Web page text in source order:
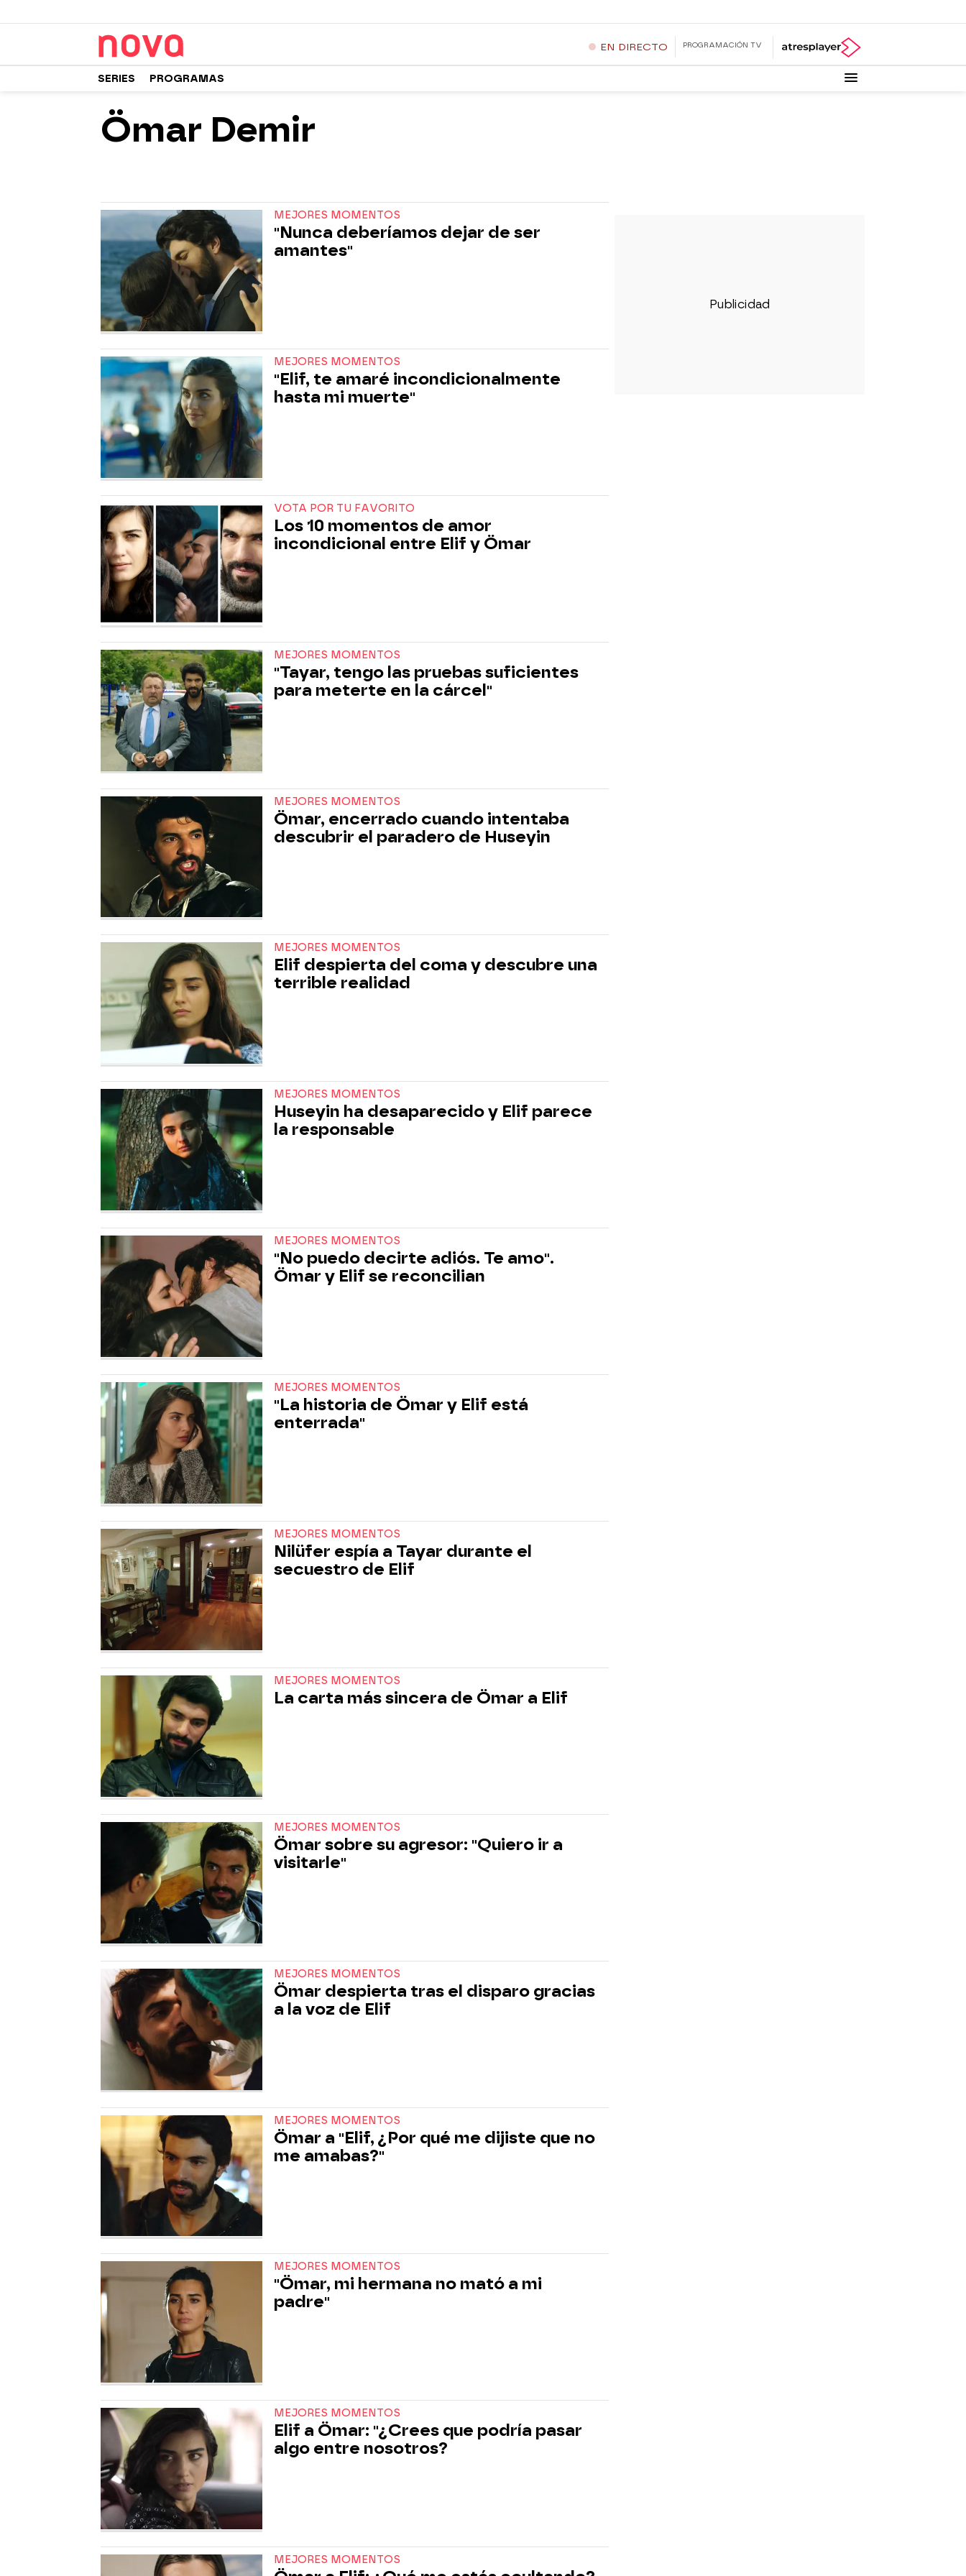
EN DIRECTO PROGRAMACIÓN TV
SERIES PROGRAMAS
Ömar Demir
MEJORES MOMENTOS
"Nunca deberíamos dejar de ser
amantes"
MEJORES MOMENTOS
"Elif, te amaré incondicionalmente
hasta mi muerte"
VOTA POR TU FAVORITO
Los 10 momentos de amor
incondicional entre Elif y Ömar
MEJORES MOMENTOS
"Tayar, tengo las pruebas suficientes
para meterte en la cárcel"
MEJORES MOMENTOS
Ömar, encerrado cuando intentaba
descubrir el paradero de Huseyin
MEJORES MOMENTOS
Elif despierta del coma y descubre una
terrible realidad
MEJORES MOMENTOS
Huseyin ha desaparecido y Elif parece
la responsable
MEJORES MOMENTOS
"No puedo decirte adiós. Te amo".
Ömar y Elif se reconcilian
MEJORES MOMENTOS
"La historia de Ömar y Elif está
enterrada"
MEJORES MOMENTOS
Nilüfer espía a Tayar durante el
secuestro de Elif
MEJORES MOMENTOS
La carta más sincera de Ömar a Elif
MEJORES MOMENTOS
Ömar sobre su agresor: "Quiero ir a
visitarle"
MEJORES MOMENTOS
Ömar despierta tras el disparo gracias
a la voz de Elif
MEJORES MOMENTOS
Ömar a "Elif, ¿Por qué me dijiste que no
me amabas?"
MEJORES MOMENTOS
"Ömar, mi hermana no mató a mi
padre"
MEJORES MOMENTOS
Elif a Ömar: "¿Crees que podría pasar
algo entre nosotros?
MEJORES MOMENTOS